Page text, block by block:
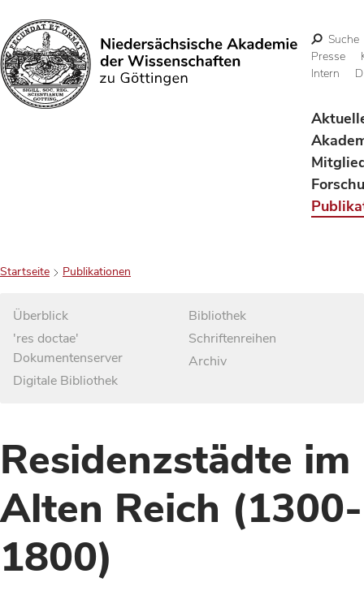
Suchen
Suche
Presse
Intern
Startseite Publikationen
Überblick
'res doctae'
Dokumentenserver
Digitale Bibliothek
Bibliothek
Schriftenreihen
Archiv
Residenzstädte im
Alten Reich (1300-
1800)